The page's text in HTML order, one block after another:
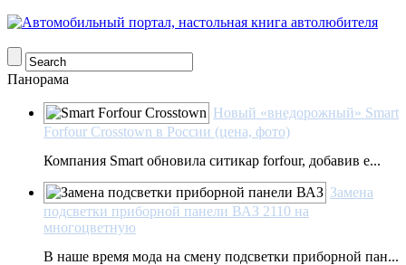
Панорама
Новый «внедорожный» Smart
Forfour Crosstown в России (цена, фото)
Компания Smart обновила ситикар forfour, добавив е...
Замена
подсветки приборной панели ВАЗ 2110 на
многоцветную
В наше время мода на смену подсветки приборной пан...